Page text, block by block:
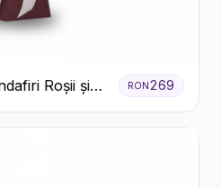
Roșii și
RON269